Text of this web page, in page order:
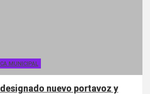
MUNICIPAL
nuevo portavoz y